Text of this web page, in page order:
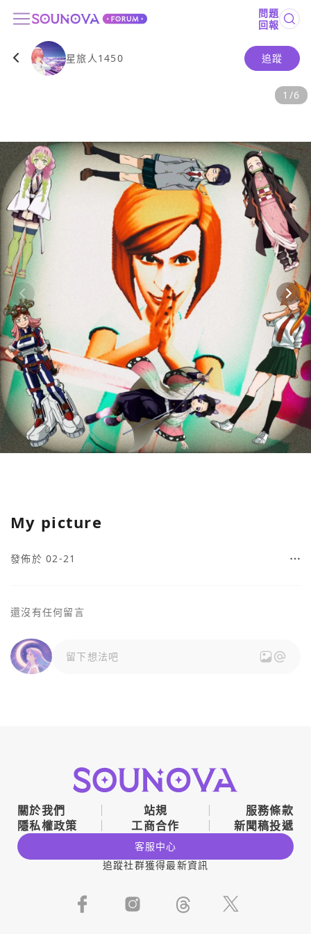
問題
回報
1 /6
星旅人1450 追蹤
My picture
發佈於 02-21
還沒有任何留言
留下想法吧
關於我們 站規
服務條款
隱私權政策
工商合作 新聞稿投遞
客服中心
追蹤社群獲得最新資訊